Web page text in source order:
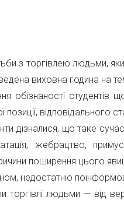
з торгівлею людьми,
виховна година на
обізнаності студентів
позиції, відповідального
дізналися, що таке
жебрацтво,
поширення цього
недостатню
торгівлі людьми — від